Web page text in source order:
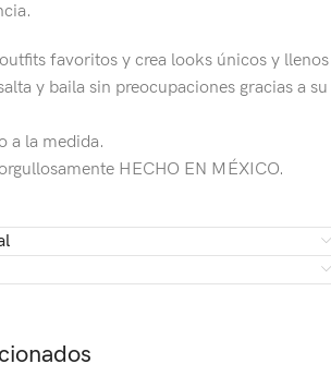
favoritos y crea looks únicos y llenos
y baila sin preocupaciones gracias a su
a la medida.
HECHO EN MÉXICO.